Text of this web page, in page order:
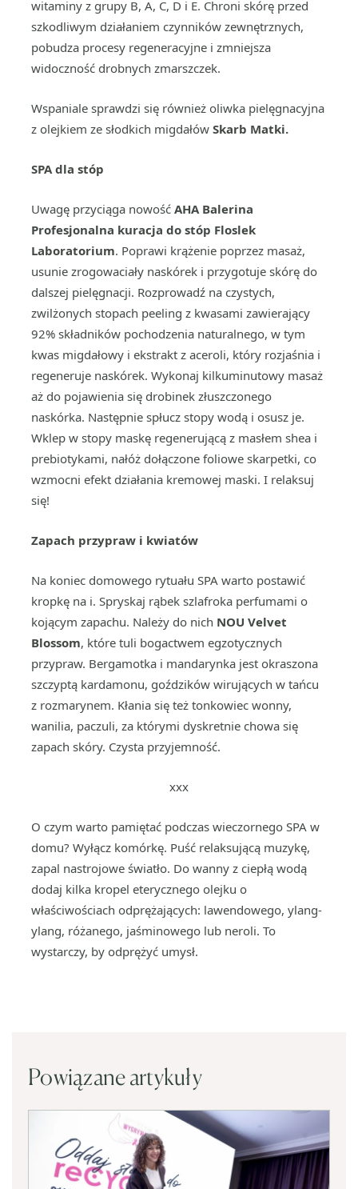
witaminy z grupy B, A, C, D i E. Chroni skórę przed
szkodliwym działaniem czynników zewnętrznych,
pobudza procesy regeneracyjne i zmniejsza
widoczność drobnych zmarszczek.
Wspaniale sprawdzi się również oliwka pielęgnacyjna
z olejkiem ze słodkich migdałów Skarb Matki.
SPA dla stóp
Uwagę przyciąga nowość AHA Balerina
Profesjonalna kuracja do stóp Floslek
Laboratorium. Poprawi krążenie poprzez masaż,
usunie zrogowaciały naskórek i przygotuje skórę do
dalszej pielęgnacji. Rozprowadź na czystych,
zwilżonych stopach peeling z kwasami zawierający
92% składników pochodzenia naturalnego, w tym
kwas migdałowy i ekstrakt z aceroli, który rozjaśnia i
regeneruje naskórek. Wykonaj kilkuminutowy masaż
aż do pojawienia się drobinek złuszczonego
naskórka. Następnie spłucz stopy wodą i osusz je.
Wklep w stopy maskę regenerującą z masłem shea i
prebiotykami, nałóż dołączone foliowe skarpetki, co
wzmocni efekt działania kremowej maski. I relaksuj
się!
Zapach przypraw i kwiatów
Na koniec domowego rytuału SPA warto postawić
kropkę na i. Spryskaj rąbek szlafroka perfumami o
kojącym zapachu. Należy do nich NOU Velvet
Blossom, które tuli bogactwem egzotycznych
przypraw. Bergamotka i mandarynka jest okraszona
szczyptą kardamonu, goździków wirujących w tańcu
z rozmarynem. Kłania się też tonkowiec wonny,
wanilia, paczuli, za którymi dyskretnie chowa się
zapach skóry. Czysta przyjemność.
xxx
O czym warto pamiętać podczas wieczornego SPA w
domu? Wyłącz komórkę. Puść relaksującą muzykę,
zapal nastrojowe światło. Do wanny z ciepłą wodą
dodaj kilka kropel eterycznego olejku o
właściwościach odprężających: lawendowego, ylang-
ylang, różanego, jaśminowego lub neroli. To
wystarczy, by odprężyć umysł.
Powiązane artykuły